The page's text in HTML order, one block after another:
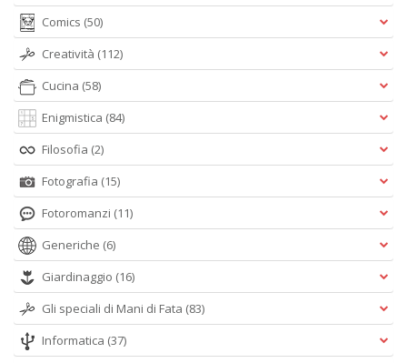
Comics (50)
Creatività (112)
Cucina (58)
Enigmistica (84)
Filosofia (2)
Fotografia (15)
Fotoromanzi (11)
Generiche (6)
Giardinaggio (16)
Gli speciali di Mani di Fata (83)
Informatica (37)